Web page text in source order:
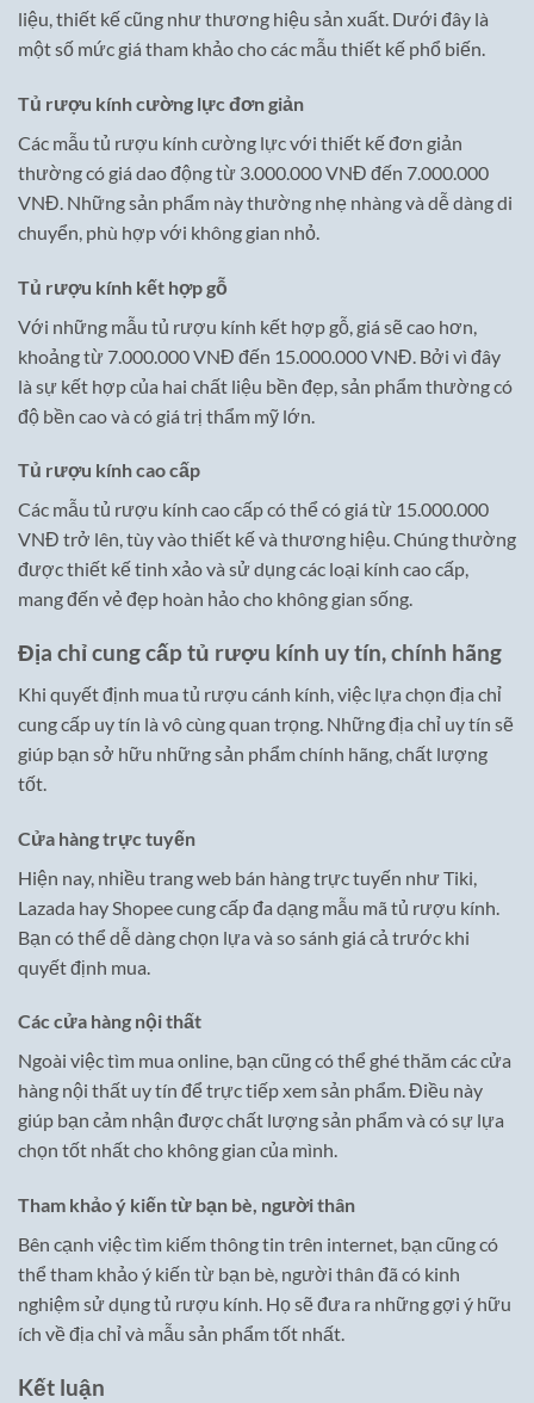
liệu, thiết kế cũng như thương hiệu sản xuất. Dưới đây là
một số mức giá tham khảo cho các mẫu thiết kế phổ biến.
Tủ rượu kính cường lực đơn giản
Các mẫu tủ rượu kính cường lực với thiết kế đơn giản
thường có giá dao động từ 3.000.000 VNĐ đến 7.000.000
VNĐ. Những sản phẩm này thường nhẹ nhàng và dễ dàng di
chuyển, phù hợp với không gian nhỏ.
Tủ rượu kính kết hợp gỗ
Với những mẫu tủ rượu kính kết hợp gỗ, giá sẽ cao hơn,
khoảng từ 7.000.000 VNĐ đến 15.000.000 VNĐ. Bởi vì đây
là sự kết hợp của hai chất liệu bền đẹp, sản phẩm thường có
độ bền cao và có giá trị thẩm mỹ lớn.
Tủ rượu kính cao cấp
Các mẫu tủ rượu kính cao cấp có thể có giá từ 15.000.000
VNĐ trở lên, tùy vào thiết kế và thương hiệu. Chúng thường
được thiết kế tinh xảo và sử dụng các loại kính cao cấp,
mang đến vẻ đẹp hoàn hảo cho không gian sống.
Địa chỉ cung cấp tủ rượu kính uy tín, chính hãng
Khi quyết định mua tủ rượu cánh kính, việc lựa chọn địa chỉ
cung cấp uy tín là vô cùng quan trọng. Những địa chỉ uy tín sẽ
giúp bạn sở hữu những sản phẩm chính hãng, chất lượng
tốt.
Cửa hàng trực tuyến
Hiện nay, nhiều trang web bán hàng trực tuyến như Tiki,
Lazada hay Shopee cung cấp đa dạng mẫu mã tủ rượu kính.
Bạn có thể dễ dàng chọn lựa và so sánh giá cả trước khi
quyết định mua.
Các cửa hàng nội thất
Ngoài việc tìm mua online, bạn cũng có thể ghé thăm các cửa
hàng nội thất uy tín để trực tiếp xem sản phẩm. Điều này
giúp bạn cảm nhận được chất lượng sản phẩm và có sự lựa
chọn tốt nhất cho không gian của mình.
Tham khảo ý kiến từ bạn bè, người thân
Bên cạnh việc tìm kiếm thông tin trên internet, bạn cũng có
thể tham khảo ý kiến từ bạn bè, người thân đã có kinh
nghiệm sử dụng tủ rượu kính. Họ sẽ đưa ra những gợi ý hữu
ích về địa chỉ và mẫu sản phẩm tốt nhất.
Kết luận